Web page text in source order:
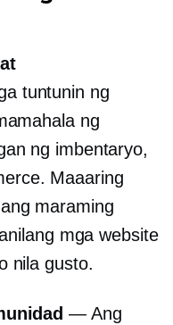
tuntunin ng
ng
ng imbentaryo,
Maaaring
maraming
mga website
nila gusto.
— Ang